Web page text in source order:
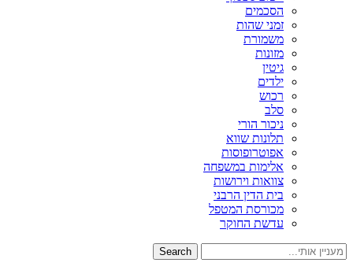
הסכמים
זמני שהות
משמורת
מזונות
גיטין
ילדים
רכוש
סלב
ניכור הורי
תלונות שווא
אפוטרופוסות
אלימות במשפחה
צוואות וירושות
בית הדין הרבני
מכורסת המטפל
עדשת החוקר
Search